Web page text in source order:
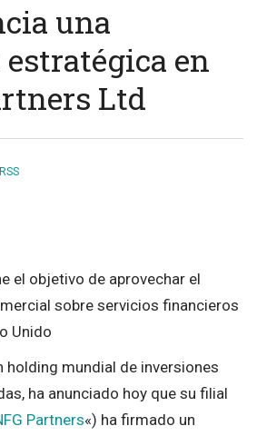
una
en
Ltd
el objetivo de aprovechar el
sobre servicios financieros
Unido
holding mundial de inversiones
ha anunciado hoy que su filial
Partners«) ha firmado un